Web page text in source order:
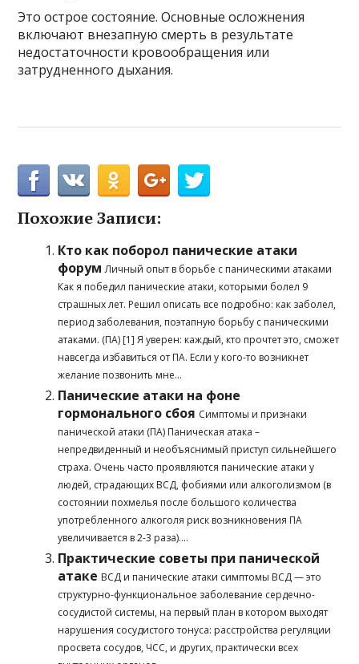
Это острое состояние. Основные осложнения
включают внезапную смерть в результате
недостаточности кровообращения или
затрудненного дыхания.
Похожие Записи:
Кто как поборол панические атаки
форум Личный опыт в борьбе с паническими атаками
Как я победил панические атаки, которыми болел 9
страшных лет. Решил описать все подробно: как заболел,
период заболевания, поэтапную борьбу с паническими
атаками. (ПА) [1] Я уверен: каждый, кто прочтет это, сможет
навсегда избавиться от ПА. Если у кого-то возникнет
желание позвонить мне...
Панические атаки на фоне
гормонального сбоя Симптомы и признаки
панической атаки (ПА) Паническая атака –
непредвиденный и необъяснимый приступ сильнейшего
страха. Очень часто проявляются панические атаки у
людей, страдающих ВСД, фобиями или алкоголизмом (в
состоянии похмелья после большого количества
употребленного алкоголя риск возникновения ПА
увеличивается в 2-3 раза)....
Практические советы при панической
атаке ВСД и панические атаки симптомы ВСД — это
структурно-функциональное заболевание сердечно-
сосудистой системы, на первый план в котором выходят
нарушения сосудистого тонуса: расстройства регуляции
просвета сосудов, ЧСС, и других, практически всех